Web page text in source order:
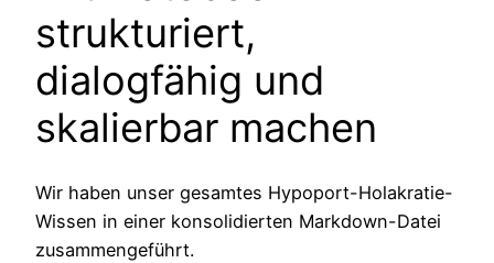
strukturiert,
dialogfähig und
skalierbar machen
Wir haben unser gesamtes Hypoport-Holakratie-
Wissen in einer konsolidierten Markdown-Datei
zusammengeführt.